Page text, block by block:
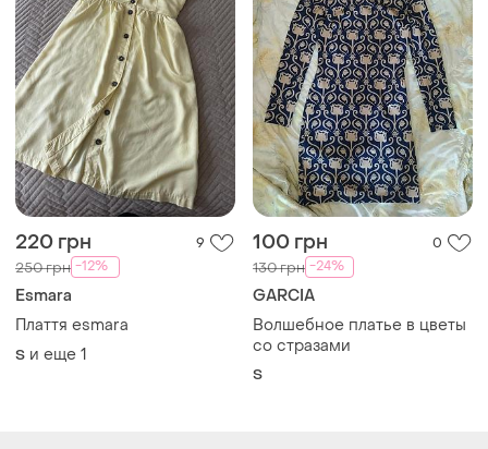
220 грн 9
250 грн -12%
Esmara
Плаття esmara
и еще 1
100 грн 0
130 грн -24%
GARCIA
Волшебное платье в цветы
со стразами
S
Загружайте приложение
Покупайте вещи и общайтесь в любом месте